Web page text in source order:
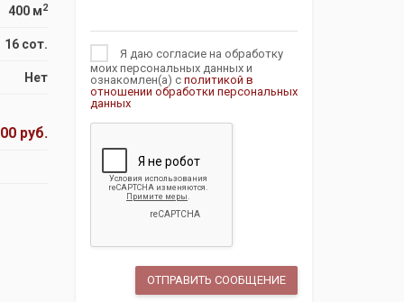
400 м2
16 сот.
Нет
руб.
Я даю согласие на обработку
моих персональных данных и
ознакомлен(а) с политикой в
отношении обработки персональных
данных